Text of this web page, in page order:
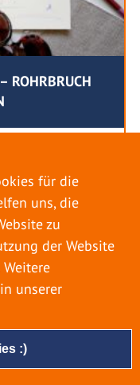
ROHRBRUCH
Menschen
es die Einen
dann doch
für eine längere
einige Dinge zu
eine böse
Um einen
zu […]
:)
für die
uns, die
zu
der Website
unserer